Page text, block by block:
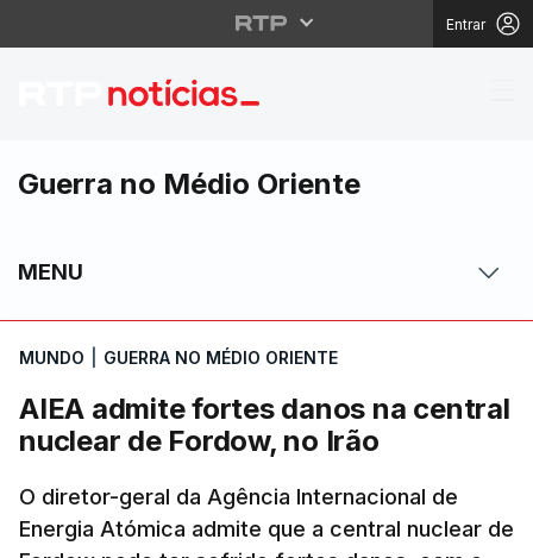
Entrar
AIEA admite fortes
Guerra no Médio Oriente
MENU
MUNDO GUERRA NO MÉDIO ORIENTE
AIEA admite fortes danos na central
nuclear de Fordow, no Irão
O diretor-geral da Agência Internacional de
Energia Atómica admite que a central nuclear de